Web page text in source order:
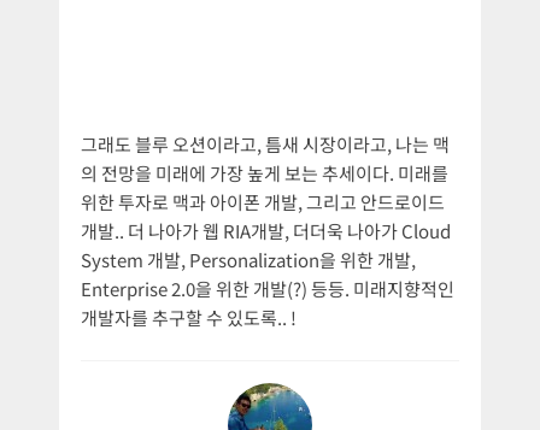
그래도 블루 오션이라고, 틈새 시장이라고, 나는 맥
의 전망을 미래에 가장 높게 보는 추세이다. 미래를
위한 투자로 맥과 아이폰 개발, 그리고 안드로이드
개발.. 더 나아가 웹 RIA개발, 더더욱 나아가 Cloud
System 개발, Personalization을 위한 개발,
Enterprise 2.0을 위한 개발(?) 등등. 미래지향적인
개발자를 추구할 수 있도록.. !